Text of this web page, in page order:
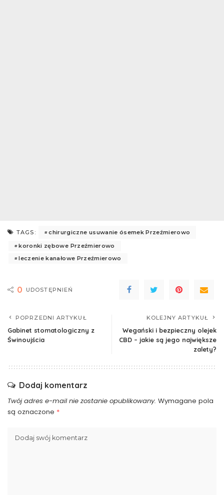
TAGS:
chirurgiczne usuwanie ósemek Przeźmierowo
koronki zębowe Przeźmierowo
leczenie kanałowe Przeźmierowo
0 UDOSTĘPNIEŃ
POPRZEDNI ARTYKUŁ
Gabinet stomatologiczny z
Świnoujścia
KOLEJNY ARTYKUŁ
Wegański i bezpieczny olejek
CBD – jakie są jego największe
zalety?
Dodaj komentarz
Twój adres e-mail nie zostanie opublikowany. Wymagane pola
są oznaczone *